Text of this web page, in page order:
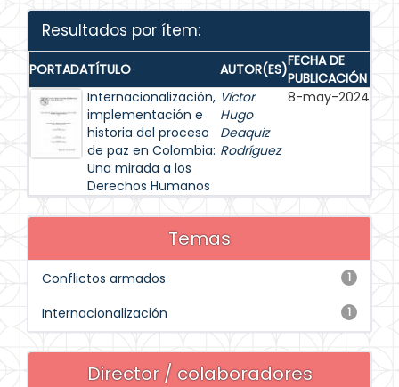
Resultados por ítem:
PORTADATÍTULO AUTOR(ES)FECHA DE
PUBLICACIÓN
Internacionalización,
implementación e
historia del proceso
de paz en Colombia:
Una mirada a los
Derechos Humanos
Víctor
Hugo
Deaquiz
Rodríguez
8-may-2024
Temas
1
Conflictos armados
1
Internacionalización
Director / colaboradores